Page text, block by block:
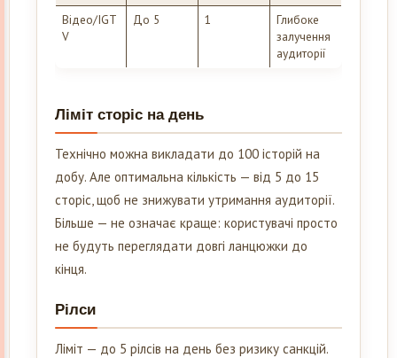
Відео/IGT
V
До 5 1
Глибоке
залучення
аудиторії
Ліміт сторіс на день
Технічно можна викладати до 100 історій на
добу. Але оптимальна кількість — від 5 до 15
сторіс, щоб не знижувати утримання аудиторії.
Більше — не означає краще: користувачі просто
не будуть переглядати довгі ланцюжки до
кінця.
Рілси
Ліміт — до 5 рілсів на день без ризику санкцій.